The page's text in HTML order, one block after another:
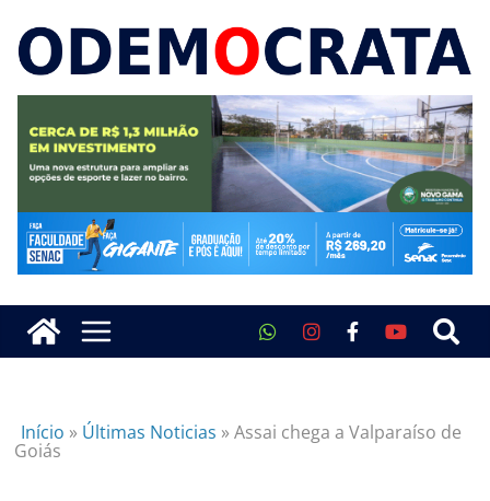
Início » Últimas Noticias »Assai chega a Valparaíso de
Goiás